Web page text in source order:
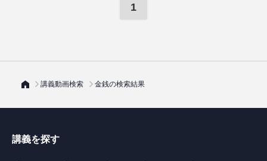
1
講義動画検索 金銭の検索結果
講義を探す